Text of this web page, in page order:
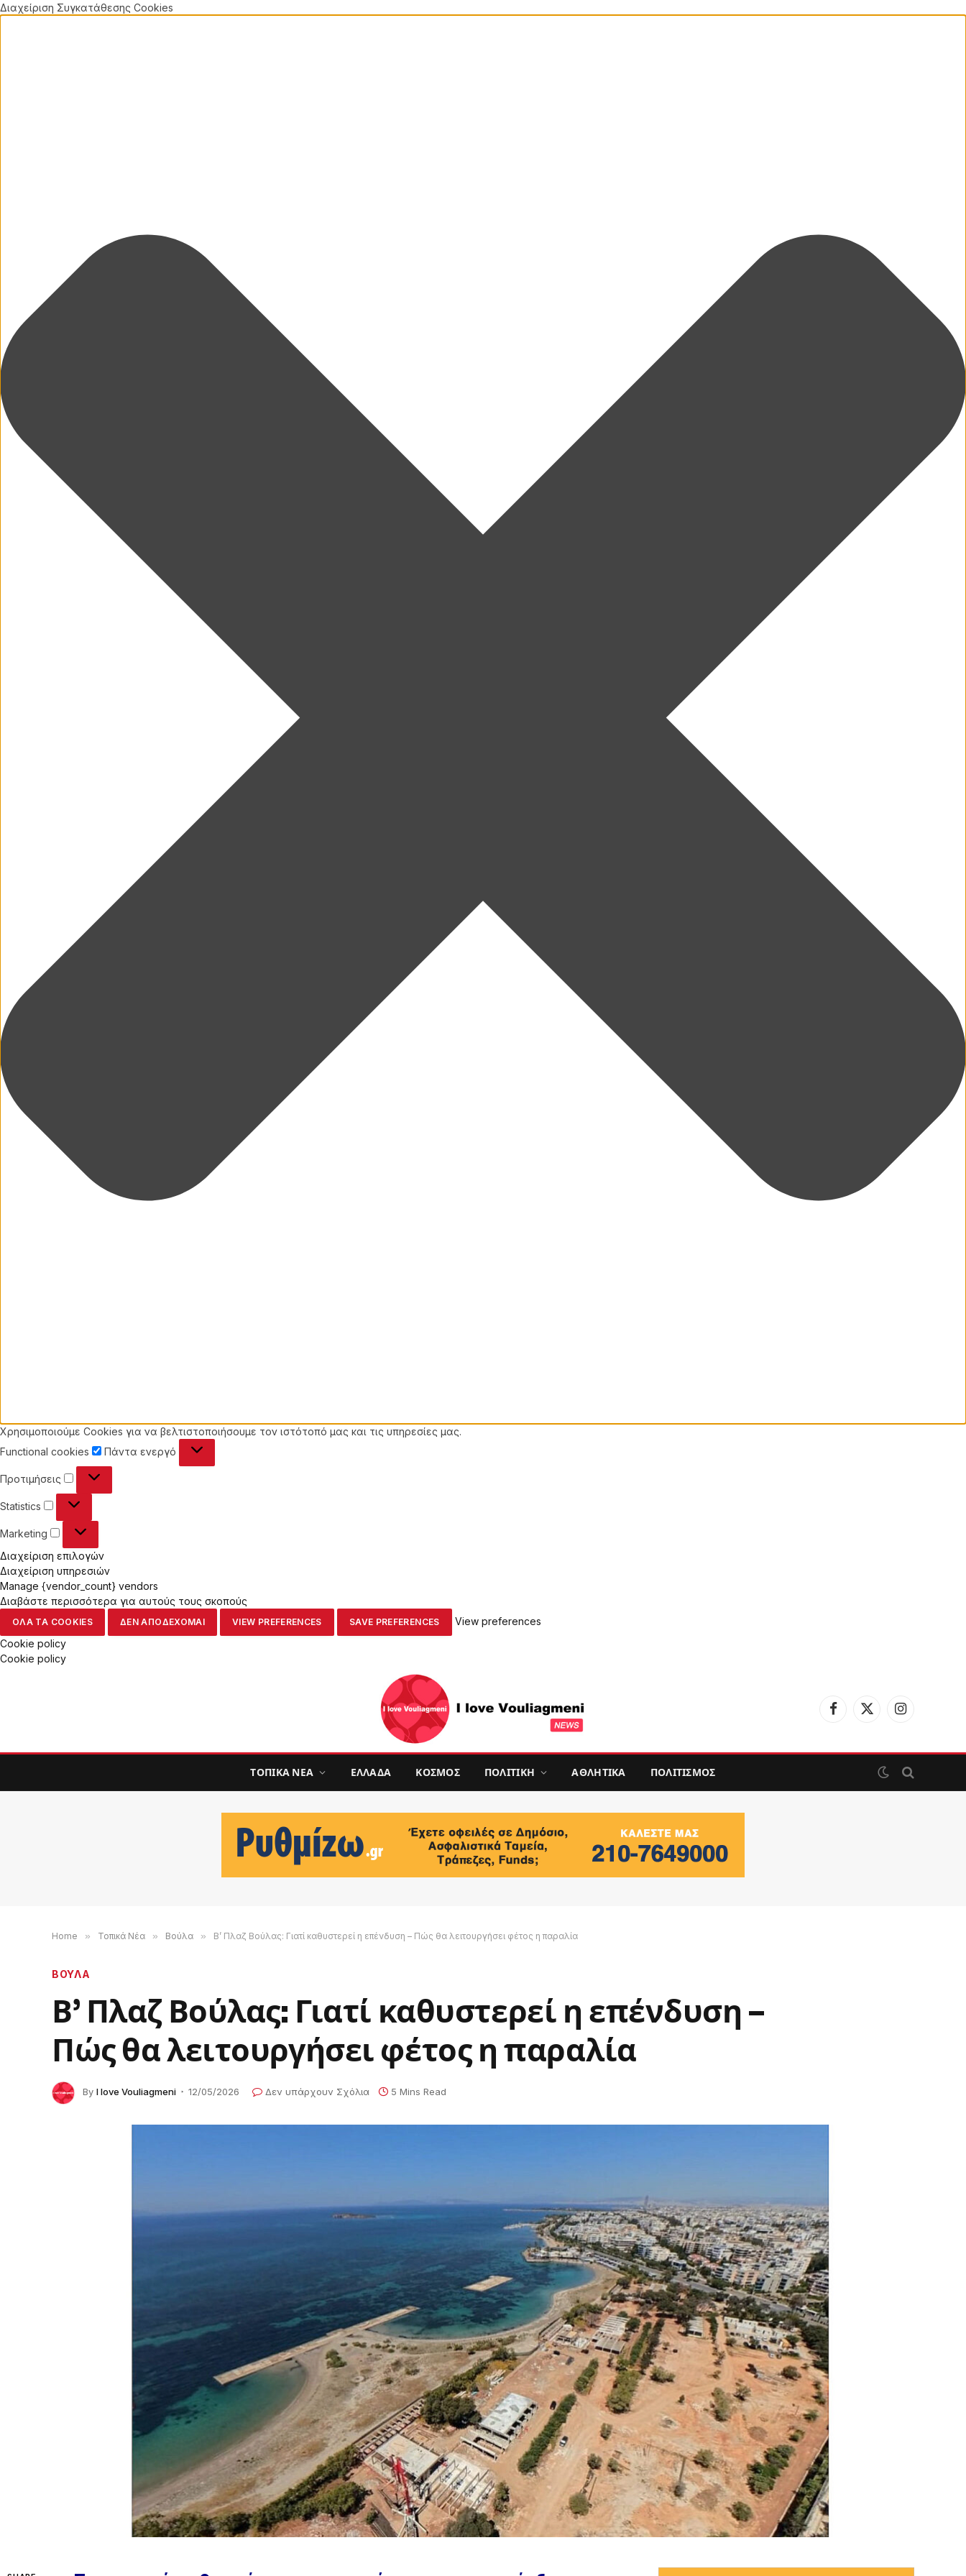
Διαχείριση Συγκατάθεσης Cookies
Χρησιμοποιούμε Cookies για να βελτιστοποιήσουμε τον ιστότοπό μας και τις υπηρεσίες μας.
Functional cookies
Functional
Πάντα ενεργό
Προτιμήσεις Προτιμήσεις
Statistics Statistics
Marketing Marketing
Διαχείριση επιλογών
Διαχείριση υπηρεσιών
Manage {vendor_count} vendors
Διαβάστε περισσότερα για αυτούς τους σκοπούς
ΟΛΑ ΤΑ COOKIES ΔΕΝ ΑΠΟΔΕΧΟΜΑΙ VIEW PREFERENCES SAVE PREFERENCES
View preferences
Cookie policy
Cookie policy
Facebook
X
Instagram
ΤΟΠΙΚΑ ΝΕΑ ΕΛΛΑΔΑ ΚΟΣΜΟΣ ΠΟΛΙΤΙΚΗ ΑΘΛΗΤΙΚΑ ΠΟΛΙΤΙΣΜΟΣ
Home » Τοπικά Νέα » Βούλα » Β’ Πλαζ Βούλας: Γιατί καθυστερεί η επένδυση – Πώς θα λειτουργήσει φέτος η παραλία
ΒΟΥΛΑ
Β’ Πλαζ Βούλας: Γιατί καθυστερεί η επένδυση –
Πώς θα λειτουργήσει φέτος η παραλία
By I love Vouliagmeni 12/05/2026 Δεν υπάρχουν Σχόλια 5 Mins Read